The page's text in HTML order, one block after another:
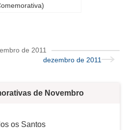
de 2011
dezembro de 2011
de Novembro
os Santos